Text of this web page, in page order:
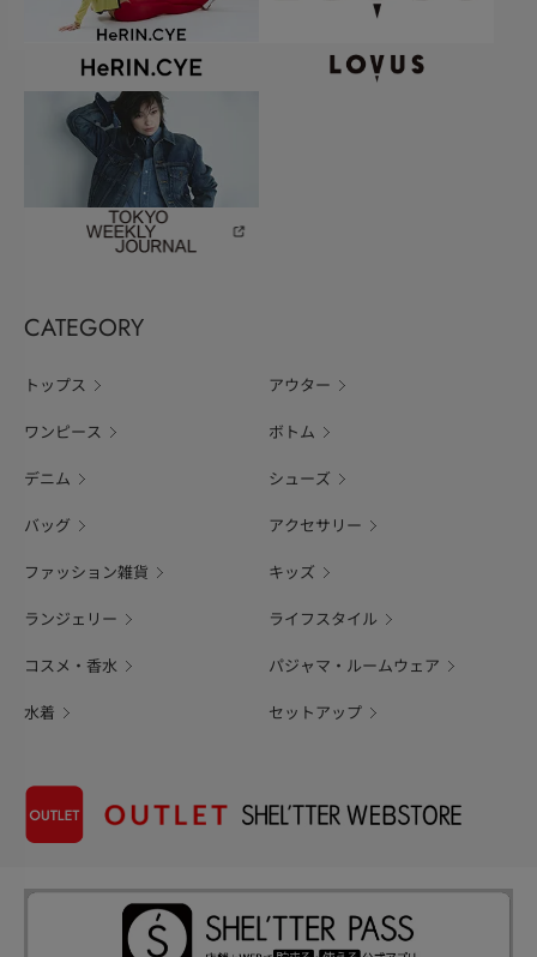
CATEGORY
トップス アウター
ワンピース ボトム
デニム シューズ
バッグ アクセサリー
ファッション雑貨 キッズ
ランジェリー ライフスタイル
コスメ・香水 パジャマ・ルームウェア
水着 セットアップ